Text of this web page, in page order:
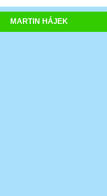
MARTIN HÁJEK